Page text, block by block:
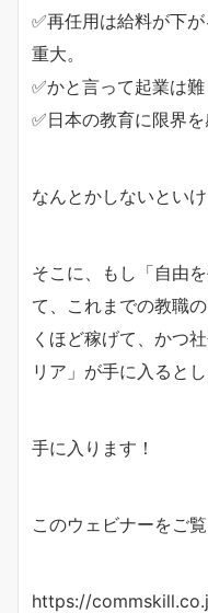
✅再任用は給料が下
重大。
✅かと言って起業は難
✅日本の教育に限界を
なんとかしないといけ
そこに、もし「自由
て、これまでの教職
くほど稼げて、かつ
リア」が手に入ると
手に入ります！
このウェビナーをご覧
https://